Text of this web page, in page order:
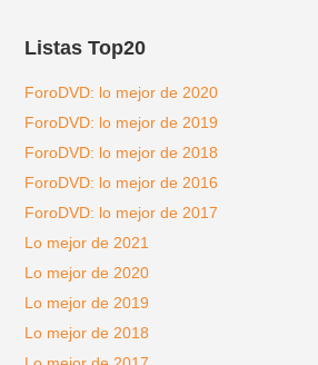
Listas Top20
ForoDVD: lo mejor de 2020
ForoDVD: lo mejor de 2019
ForoDVD: lo mejor de 2018
ForoDVD: lo mejor de 2016
ForoDVD: lo mejor de 2017
Lo mejor de 2021
Lo mejor de 2020
Lo mejor de 2019
Lo mejor de 2018